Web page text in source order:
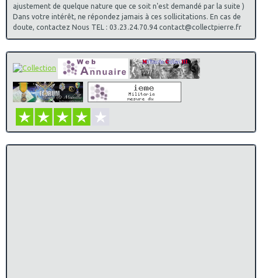
ajustement de quelque nature que ce soit n'est demandé par la suite )
Dans votre intérêt, ne répondez jamais à ces sollicitations. En cas de
doute, contactez Nous TEL : 03.23.24.70.94 contact@collectpierre.fr